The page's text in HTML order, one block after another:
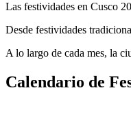
Las festividades en Cusco
Desde festividades
A lo largo de cada mes, la
Calendario de